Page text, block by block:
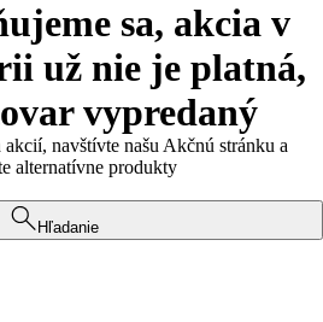
sa, akcia v
už nie je platná,
vypredaný
navštívte našu Akčnú stránku a
alternatívne produkty
Hľadanie